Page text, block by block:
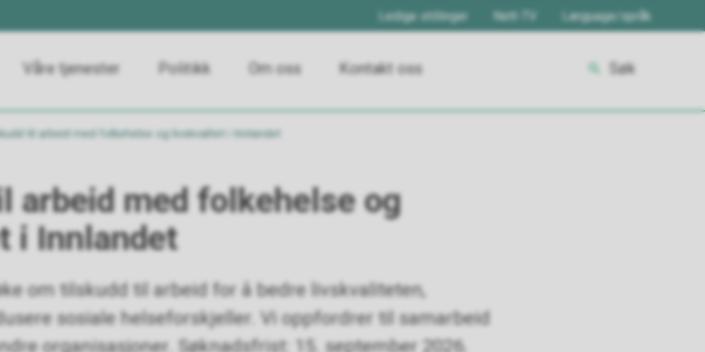
Ledige stillinger Nett-TV Language/språk
Våre tjenester Politikk Om oss Kontakt oss Søk
til arbeid med folkehelse og livskvalitet i Innlandet
arbeid med folkehelse og
i Innlandet
om tilskudd til arbeid for å bedre livskvaliteten,
sosiale helseforskjeller. Vi oppfordrer til samarbeid
organisasjoner. Søknadsfrist: 15. september 2026.